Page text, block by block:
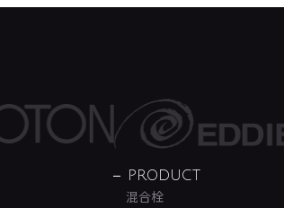
PRODUCT
混合栓